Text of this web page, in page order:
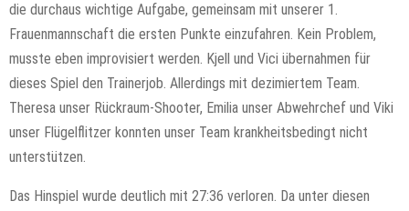
die durchaus wichtige Aufgabe, gemeinsam mit unserer 1.
Frauenmannschaft die ersten Punkte einzufahren. Kein Problem,
musste eben improvisiert werden. Kjell und Vici übernahmen für
dieses Spiel den Trainerjob. Allerdings mit dezimiertem Team.
Theresa unser Rückraum-Shooter, Emilia unser Abwehrchef und Viki
unser Flügelflitzer konnten unser Team krankheitsbedingt nicht
unterstützen.
Das Hinspiel wurde deutlich mit 27:36 verloren. Da unter diesen